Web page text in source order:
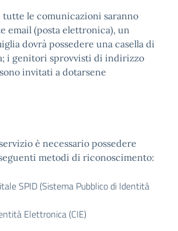
tutte le comunicazioni saranno
email (posta elettronica), un
dovrà possedere una casella di
i genitori sprovvisti di indirizzo
invitati a dotarsene
è necessario possedere
metodi di riconoscimento:
SPID (Sistema Pubblico di Identità
Elettronica (CIE)